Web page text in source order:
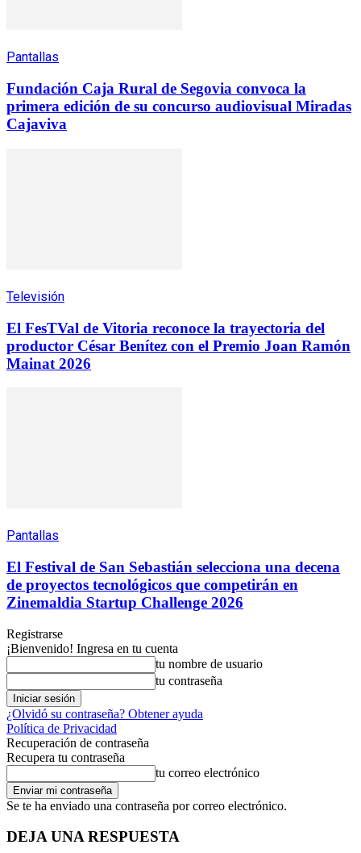
Pantallas
Fundación Caja Rural de Segovia convoca la
primera edición de su concurso audiovisual Miradas
Cajaviva
Televisión
El FesTVal de Vitoria reconoce la trayectoria del
productor César Benítez con el Premio Joan Ramón
Mainat 2026
Pantallas
El Festival de San Sebastián selecciona una decena
de proyectos tecnológicos que competirán en
Zinemaldia Startup Challenge 2026
Registrarse
¡Bienvenido! Ingresa en tu cuenta
tu nombre de usuario
tu contraseña
¿Olvidó su contraseña? Obtener ayuda
Política de Privacidad
Recuperación de contraseña
Recupera tu contraseña
tu correo electrónico
Se te ha enviado una contraseña por correo electrónico.
DEJA UNA RESPUESTA